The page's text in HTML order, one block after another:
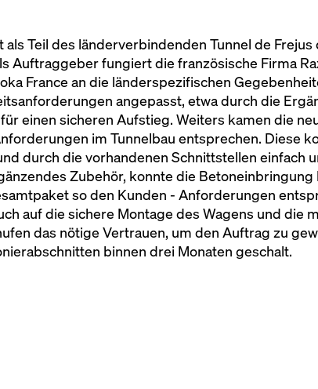
Teil des länderverbindenden Tunnel de Frejus
Auftraggeber fungiert die französische Firma
France an die länderspezifischen
angepasst, etwa durch die
einen sicheren Aufstieg. Weiters kamen die
im Tunnelbau entsprechen. Diese
durch die vorhandenen Schnittstellen einfach
Zubehör, konnte die Betoneinbringung
so den Kunden - Anforderungen
auf die sichere Montage des Wagens und die
das nötige Vertrauen, um den Auftrag zu
binnen drei Monaten geschalt.